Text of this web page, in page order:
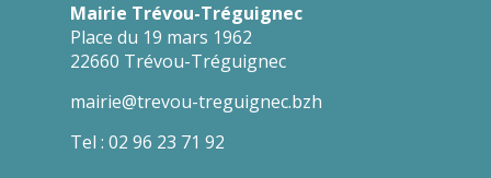
Mairie Trévou-Tréguignec
Place du 19 mars 1962
22660 Trévou-Tréguignec
mairie@trevou-treguignec.bzh
Tel : 02 96 23 71 92